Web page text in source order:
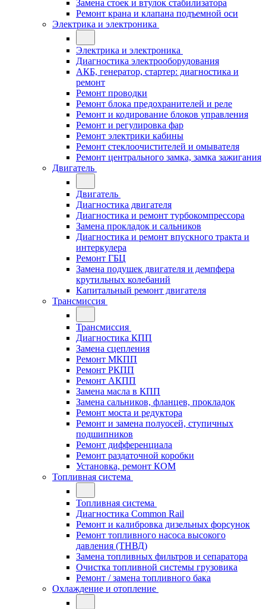
Замена стоек и втулок стабилизатора
Ремонт крана и клапана подъемной оси
Электрика и электроника
Электрика и электроника
Диагностика электрооборудования
АКБ, генератор, стартер: диагностика и
ремонт
Ремонт проводки
Ремонт блока предохранителей и реле
Ремонт и кодирование блоков управления
Ремонт и регулировка фар
Ремонт электрики кабины
Ремонт стеклоочистителей и омывателя
Ремонт центрального замка, замка зажигания
Двигатель
Двигатель
Диагностика двигателя
Диагностика и ремонт турбокомпрессора
Замена прокладок и сальников
Диагностика и ремонт впускного тракта и
интеркулера
Ремонт ГБЦ
Замена подушек двигателя и демпфера
крутильных колебаний
Капитальный ремонт двигателя
Трансмиссия
Трансмиссия
Диагностика КПП
Замена сцепления
Ремонт МКПП
Ремонт РКПП
Ремонт АКПП
Замена масла в КПП
Замена сальников, фланцев, прокладок
Ремонт моста и редуктора
Ремонт и замена полуосей, ступичных
подшипников
Ремонт дифференциала
Ремонт раздаточной коробки
Установка, ремонт КОМ
Топливная система
Топливная система
Диагностика Common Rail
Ремонт и калибровка дизельных форсунок
Ремонт топливного насоса высокого
давления (ТНВД)
Замена топливных фильтров и сепаратора
Очистка топливной системы грузовика
Ремонт / замена топливного бака
Охлаждение и отопление